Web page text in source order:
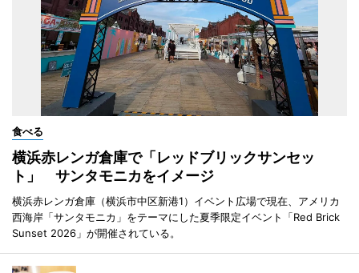
食べる
横浜赤レンガ倉庫で「レッドブリックサンセッ
ト」 サンタモニカをイメージ
横浜赤レンガ倉庫（横浜市中区新港1）イベント広場で現在、アメリカ
西海岸「サンタモニカ」をテーマにした夏季限定イベント「Red Brick
Sunset 2026」が開催されている。